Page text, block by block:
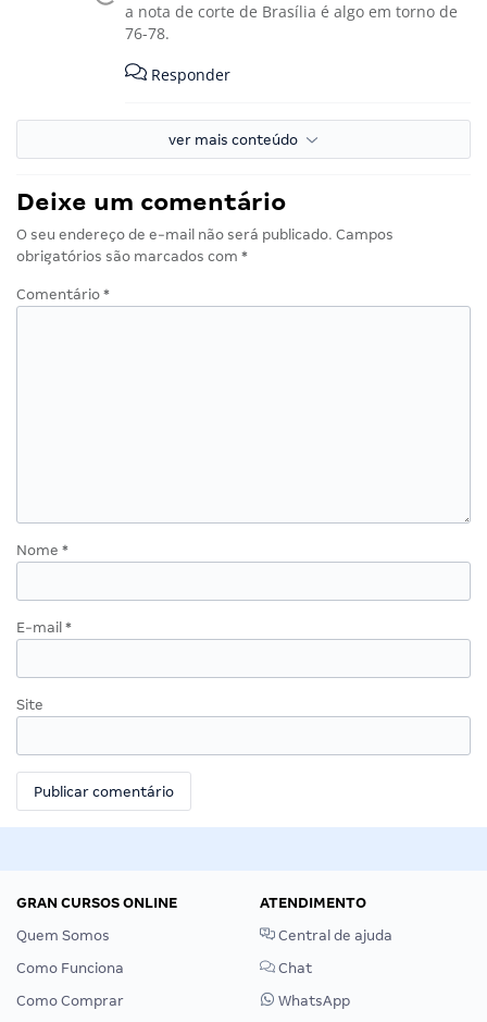
a nota de corte de Brasília é algo em torno de
76-78.
Responder
ver mais conteúdo
Deixe um comentário
O seu endereço de e-mail não será publicado. Campos
obrigatórios são marcados com *
Comentário *
Nome *
E-mail *
Site
GRAN CURSOS ONLINE
Quem Somos
Como Funciona
Como Comprar
ATENDIMENTO
Central de ajuda
Chat
WhatsApp